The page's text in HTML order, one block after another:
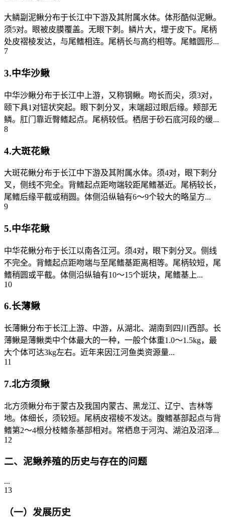
大鳞副泥鳅分布于长江中下游及其附属水体。体形酷似泥鳅。
须5对。眼被皮膜覆盖。无眼下刺。鳞片大，埋于皮下。尾柄
处皮褶棱发达，与尾鳍相连。尾柄长与高约相等。尾鳍圆形...
7
3.中华沙鳅
中华沙鳅分布于长江中上游，又称钢鳅。吻长而尖，须3对，
颐下具1对钮状突起。眼下刺分叉，末端超过眼后缘。颊部无
鳞。肛门靠近臀鳍起点。尾柄较低。栖居于砂石底河段的缓...
8
4.大斑花鳅
大斑花鳅分布于长江中下游及其附属水体。须4对，眼下刺分
叉，侧线不完全。背鳍起点距吻端较距尾鳍基近。尾柄较长，
尾鳍后缘平截或稍圆。体侧沿纵轴有6～9个较大的略呈方...
9
5.中华花鳅
中华花鳅分布于长江以南各江河。须4对，眼下刺分叉。侧线
不完全。背鳍起点距吻端与至尾鳍基距离相等。尾柄较短，尾
鳍稍圆或平截。体侧沿纵轴有10～15个斑块，尾鳍基上...
10
6.长薄鳅
长薄鳅分布于长江上游、中游，从湖北、湖南到四川西部。长
薄鳅是薄鳅类中个体最大的一种，一般个体重1.0～1.5kg，最
大个体可达3kg左右。近年来因江河鱼类资源量...
11
7.北方须鳅
北方须鳅分布于蒙古及我国内蒙古、黑龙江、辽宁、吉林等
地。体细长，须较短。尾柄皮褶棱不发达。腹鳍基部起点与背
鳍第2～4根分枝鳍条基部相对。常栖息于河沟、湖泊及沼泽...
12
二、泥鳅养殖的历史与存在的问题
...
13
（一）发展历史